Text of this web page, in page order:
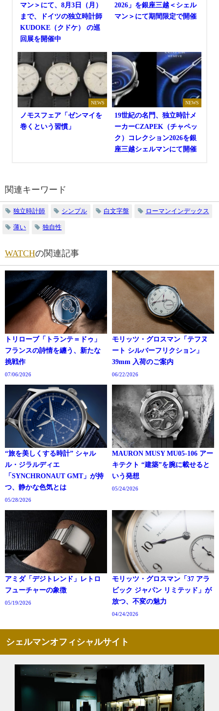
マン＞にて、8月3日（月）
まで、ドイツの独立時計師
KUDOKE（クドケ） の巡
回展を開催中
2026」を銀座三越＜シェル
マン＞にて期間限定で開催
NEWS
ノモスフェア「ゼンマイを
巻くという習慣」
NEWS
19世紀の名門、独立時計メ
ーカーCZAPEK（チャペッ
ク）コレクション2026を銀
座三越シェルマンにて開催
関連キーワード
独立時計師 シンプル 白文字盤 ローマンインデックス
薄い 独自性
WATCHの関連記事
トリローブ「トランテ＝ドゥ」
フランスの詩情を纏う、新たな
挑戦作
07/06/2026
モリッツ・グロスマン「テフヌ
ート シルバーフリクション」
39mm 入荷のご案内
06/22/2026
“旅を美しくする時計” シャル
ル・ジラルディエ
「SYNCHRONAUT GMT」が持
つ、静かな色気とは
05/28/2026
MAURON MUSY MU05-106 アー
キテクト “建築”を腕に載せると
いう発想
05/24/2026
アミダ「デジトレンド」レトロ
フューチャーの象徴
05/19/2026
モリッツ・グロスマン「37 アラ
ビック ジャパン リミテッド」が
放つ、不変の魅力
04/24/2026
シェルマンオフィシャルサイト